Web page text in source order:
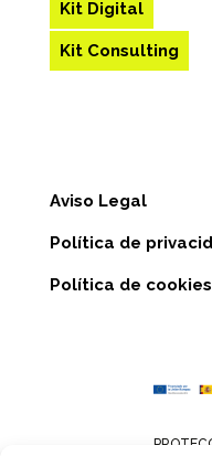
Kit Digital
Kit Consulting
Aviso Legal
Política de
Política de cookies